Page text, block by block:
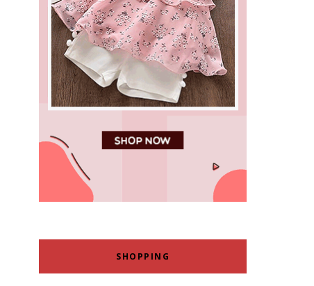
SHOPPING